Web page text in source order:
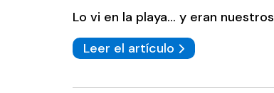
Lo vi en la playa... y eran nuestros
Leer el artículo